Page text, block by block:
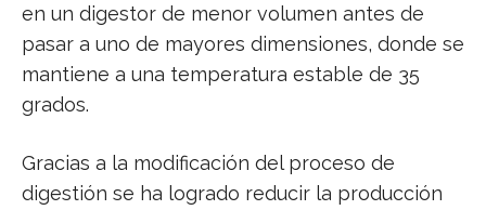
en un digestor de menor volumen antes de
pasar a uno de mayores dimensiones, donde se
mantiene a una temperatura estable de 35
grados.
Gracias a la modificación del proceso de
digestión se ha logrado reducir la producción